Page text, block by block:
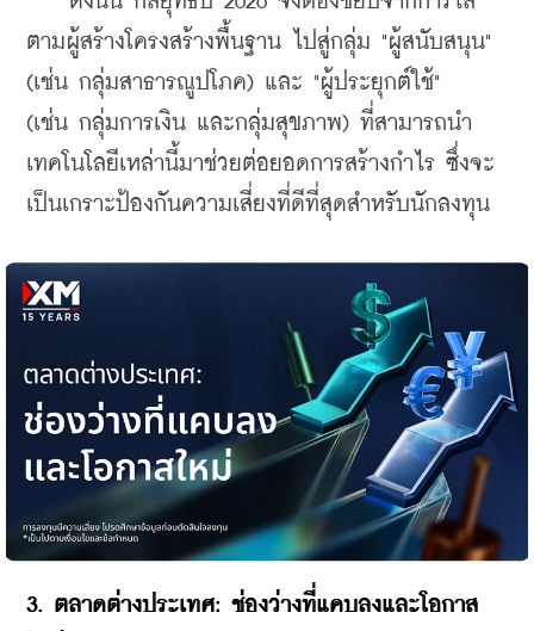
ตามผู้สร้างโครงสร้างพื้นฐาน ไปสู่กลุ่ม "ผู้สนับสนุน"
(เช่น กลุ่มสาธารณูปโภค) และ "ผู้ประยุกต์ใช้"
(เช่น กลุ่มการเงิน และกลุ่มสุขภาพ) ที่สามารถนำ
เทคโนโลยีเหล่านี้มาช่วยต่อยอดการสร้างกำไร ซึ่งจะ
เป็นเกราะป้องกันความเสี่ยงที่ดีที่สุดสำหรับนักลงทุน
​3. ตลาดต่างประเทศ: ช่องว่างที่แคบลงและโอกาส